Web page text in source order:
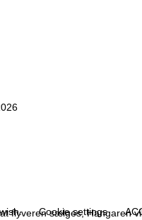
flyveren sælges, Hangaren
Cookie settings